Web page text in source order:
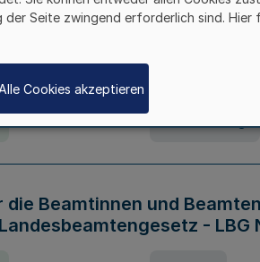
über die Wirtschaftsführung
die Beamtinnen und
- LBG
Seite zwingend erforderlich sind. Hier
Cookies akzeptieren